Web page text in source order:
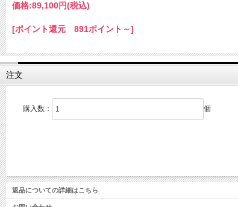
価格:89,100円(税込)
[ポイント還元 891ポイント～]
注文
購入数： 個
返品についての詳細はこちら